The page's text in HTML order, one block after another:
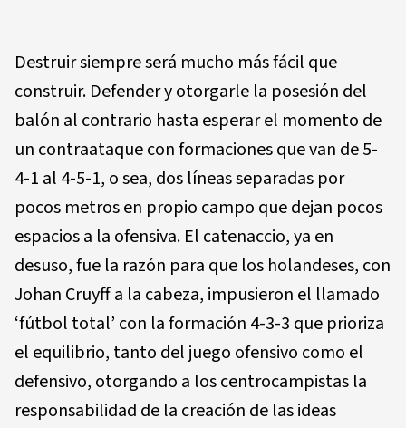
Destruir siempre será mucho más fácil que
construir. Defender y otorgarle la posesión del
balón al contrario hasta esperar el momento de
un contraataque con formaciones que van de 5-
4-1 al 4-5-1, o sea, dos líneas separadas por
pocos metros en propio campo que dejan pocos
espacios a la ofensiva. El catenaccio, ya en
desuso, fue la razón para que los holandeses, con
Johan Cruyff a la cabeza, impusieron el llamado
‘fútbol total’ con la formación 4-3-3 que prioriza
el equilibrio, tanto del juego ofensivo como el
defensivo, otorgando a los centrocampistas la
responsabilidad de la creación de las ideas